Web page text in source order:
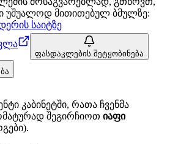
უშუალოდ მითითებულ ბმულზე:
საიტზე
ფასდაკლების შეტყობინება
კაბინეტში, რათა ჩვენმა
შეგირჩიოთ იაფი